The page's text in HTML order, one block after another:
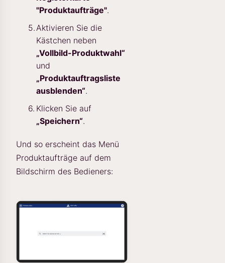
"Produktaufträge".
Aktivieren Sie die
Kästchen neben
„Vollbild-Produktwahl“
und
„Produktauftragsliste
ausblenden“.
Klicken Sie auf
„Speichern“.
Und so erscheint das Menü
Produktaufträge auf dem
Bildschirm des Bedieners: